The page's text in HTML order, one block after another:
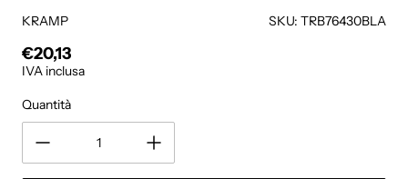
KRAMP
SKU: TRB76430BLA
Prezzo regolare
€20,13
IVA inclusa
Quantità